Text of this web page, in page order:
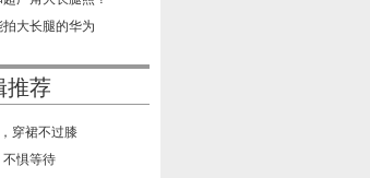
大长腿的华为
推荐
穿裙不过膝
惧等待